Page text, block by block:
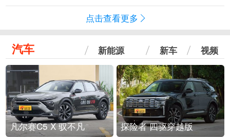
点击查看更多
汽车 新能源 新车 视频
凡尔赛C5 X 驭不凡 探险者 四驱穿越版